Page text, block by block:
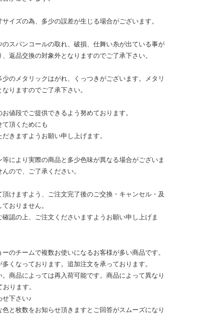
イズの為、多少の誤差が生じる場合がございます。
スパンコールの取れ、破損、仕舞い糸が出ている事が
返品交換の対象外となりますのでご了承下さい。
のメタリックはがれ、くっつきがございます。メタリ
りますのでご了承下さい。
値段でご提供できるよう努めております。
頂くためにも
きますようお願い申し上げます。
により実際の商品と多少色味が異なる場合がございま
ので、ご了承ください。
けますよう、ご注文完了後のご交換・キャンセル・及
おりません。
認の上、ご注文くださいますようお願い申し上げま
のチームで複数お使いになるお客様が多い商品です。
くなっております。追加注文を承っております。
商品によっては再入荷可能です。商品によって異なり
ります。
せ下さい♪
と枚数をお知らせ頂きますとご回答がスムーズになり